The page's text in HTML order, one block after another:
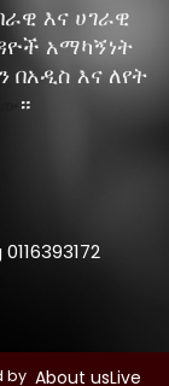
እና ሀገራዊ
አማካኝነት
በአዲስ እና ለየት
።
by About usLive